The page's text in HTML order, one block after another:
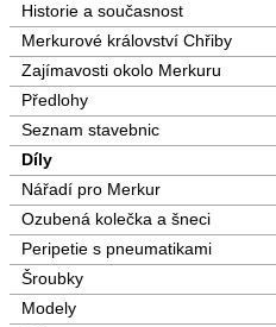
Historie a současnost
Merkurové království Chřiby
Zajímavosti okolo Merkuru
Předlohy
Seznam stavebnic
Díly
Nářadí pro Merkur
Ozubená kolečka a šneci
Peripetie s pneumatikami
Šroubky
Modely